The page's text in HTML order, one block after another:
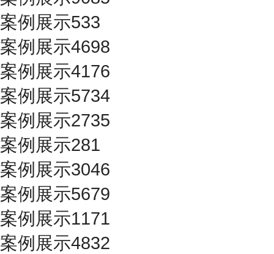
案例展示533
案例展示4698
案例展示4176
案例展示5734
案例展示2735
案例展示281
案例展示3046
案例展示5679
案例展示1171
案例展示4832